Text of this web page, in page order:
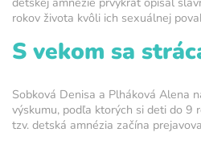
najdlhšie – každý deň navyše
vašej mysli zostať aktívnou a v
kondícii.
rokov života kvôli ich sexuálnej
S vekom sa
Sobková Denisa a Plháková Alena
výskumu, podľa ktorých si deti do 9
tzv. detská amnézia začína